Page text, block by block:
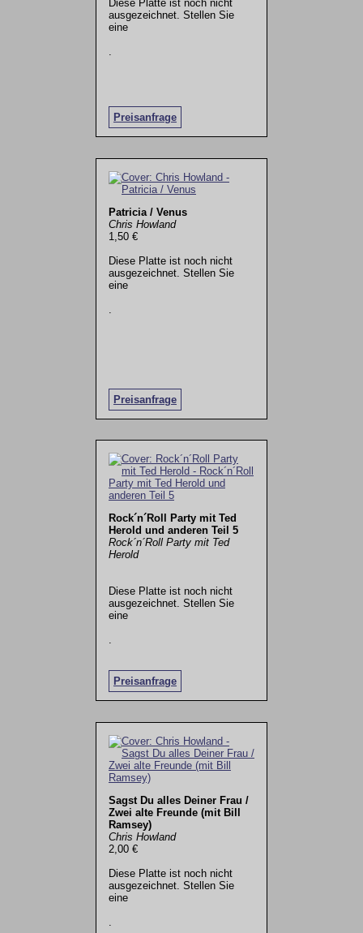
Diese Platte ist noch nicht
ausgezeichnet. Stellen Sie
eine
Preisanfrage
.
Patricia / Venus
Chris Howland
1,50 €
Diese Platte ist noch nicht
ausgezeichnet. Stellen Sie
eine
Preisanfrage
Rock´n´Roll Party mit Ted
Herold und anderen Teil 5
Rock´n´Roll Party mit Ted
Herold
Diese Platte ist noch nicht
ausgezeichnet. Stellen Sie
eine
Preisanfrage
.
Sagst Du alles Deiner Frau /
Zwei alte Freunde (mit Bill
Ramsey)
Chris Howland
2,00 €
Diese Platte ist noch nicht
ausgezeichnet. Stellen Sie
eine